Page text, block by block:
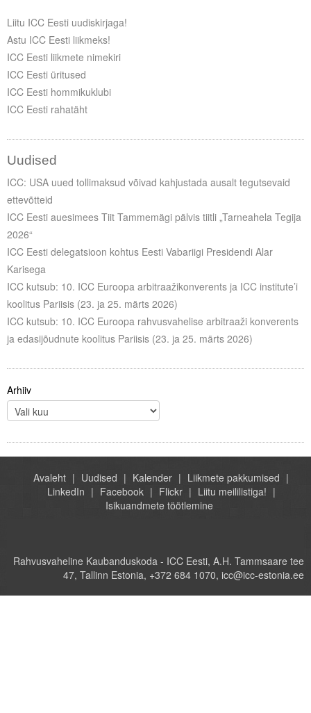
Liitu ICC Eesti uudiskirjaga!
Astu ICC Eesti liikmeks!
ICC Eesti liikmete nimekiri
ICC Eesti üritused
ICC Eesti hommikuklubi
ICC Eesti rahatäht
Uudised
ICC: USA uued tollimaksud võivad kahjustada ausalt tegutsevaid
ettevõtteid
ICC Eesti auesimees Tiit Tammemägi pälvis tiitli „Tarneahela Tegija
2026“
ICC Eesti delegatsioon kohtus Eesti Vabariigi Presidendi Alar
Karisega
ICC kutsub: 10. ICC Euroopa arbitraažikonverents ja ICC institute’i
koolitus Pariisis (23. ja 25. märts 2026)
ICC kutsub: 10. ICC Euroopa rahvusvahelise arbitraaži konverents
ja edasijõudnute koolitus Pariisis (23. ja 25. märts 2026)
Arhiiv
Avaleht Uudised Kalender
Liikmete pakkumised
LinkedIn
Facebook Flickr
Liitu meililistiga!
Isikuandmete töötlemine
Rahvusvaheline Kaubanduskoda - ICC Eesti, A.H. Tammsaare tee
47, Tallinn Estonia, +372 684 1070, icc@icc-estonia.ee